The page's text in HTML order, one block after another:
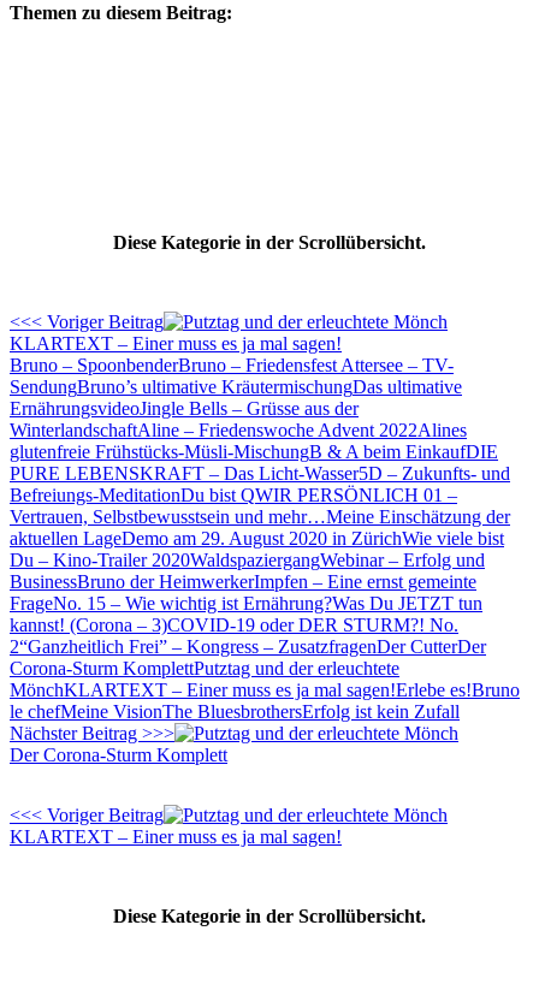
Themen zu diesem Beitrag:
Diese Kategorie in der Scrollübersicht.
<<< Voriger Beitrag
KLARTEXT – Einer muss es ja mal sagen!
Bruno – SpoonbenderBruno – Friedensfest Attersee – TV-
SendungBruno’s ultimative KräutermischungDas ultimative
ErnährungsvideoJingle Bells – Grüsse aus der
WinterlandschaftAline – Friedenswoche Advent 2022Alines
glutenfreie Frühstücks-Müsli-MischungB & A beim EinkaufDIE
PURE LEBENSKRAFT – Das Licht-Wasser5D – Zukunfts- und
Befreiungs-MeditationDu bist QWIR PERSÖNLICH 01 –
Vertrauen, Selbstbewusstsein und mehr…Meine Einschätzung der
aktuellen LageDemo am 29. August 2020 in ZürichWie viele bist
Du – Kino-Trailer 2020WaldspaziergangWebinar – Erfolg und
BusinessBruno der HeimwerkerImpfen – Eine ernst gemeinte
FrageNo. 15 – Wie wichtig ist Ernährung?Was Du JETZT tun
kannst! (Corona – 3)COVID-19 oder DER STURM?! No.
2“Ganzheitlich Frei” – Kongress – ZusatzfragenDer CutterDer
Corona-Sturm KomplettPutztag und der erleuchtete
MönchKLARTEXT – Einer muss es ja mal sagen!Erlebe es!Bruno
le chefMeine VisionThe BluesbrothersErfolg ist kein Zufall
Nächster Beitrag >>>
Der Corona-Sturm Komplett
<<< Voriger Beitrag
KLARTEXT – Einer muss es ja mal sagen!
Diese Kategorie in der Scrollübersicht.